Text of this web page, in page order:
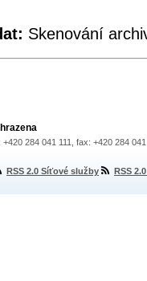
Skenování
284 041 111, fax: +420 284
RSS 2.0 Síťové služby RSS